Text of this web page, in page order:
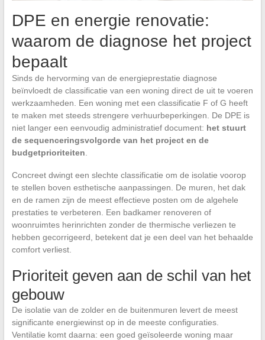
DPE en energie renovatie:
waarom de diagnose het project
bepaalt
Sinds de hervorming van de energieprestatie diagnose
beïnvloedt de classificatie van een woning direct de uit te voeren
werkzaamheden. Een woning met een classificatie F of G heeft
te maken met steeds strengere verhuurbeperkingen. De DPE is
niet langer een eenvoudig administratief document: het stuurt
de sequenceringsvolgorde van het project en de
budgetprioriteiten
Concreet dwingt een slechte classificatie om de isolatie voorop
te stellen boven esthetische aanpassingen. De muren, het dak
en de ramen zijn de meest effectieve posten om de algehele
prestaties te verbeteren. Een badkamer renoveren of
woonruimtes herinrichten zonder de thermische verliezen te
hebben gecorrigeerd, betekent dat je een deel van het behaalde
comfort verliest.
Prioriteit geven aan de schil van het
gebouw
De isolatie van de zolder en de buitenmuren levert de meest
significante energiewinst op in de meeste configuraties.
Ventilatie komt daarna: een goed geïsoleerde woning maar